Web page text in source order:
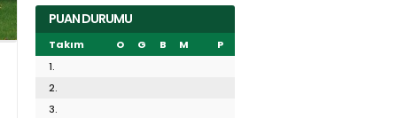
PUAN DURUMU
Takım O G B M
P
1.
2.
3.